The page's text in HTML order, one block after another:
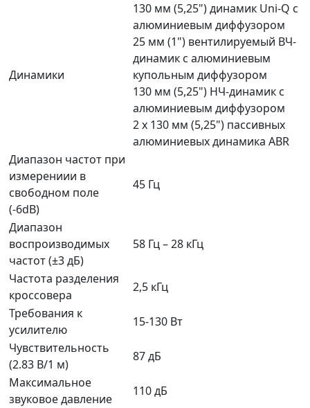
Динамики
130 мм (5,25") динамик Uni-Q с
алюминиевым диффузором
25 мм (1") вентилируемый ВЧ-
динамик с алюминиевым
купольным диффузором
130 мм (5,25") НЧ-динамик с
алюминиевым диффузором
2 x 130 мм (5,25") пассивных
алюминиевых динамика ABR
Диапазон частот при
измерениии в
свободном поле
(-6dB)
45 Гц
Диапазон
воспроизводимых
частот (±3 дБ)
58 Гц – 28 кГц
Частота разделения
кроссовера
2,5 кГц
Требования к
усилителю
15-130 Вт
Чувствительность
(2.83 В/1 м)
87 дБ
Максимальное
звуковое давление
110 дБ